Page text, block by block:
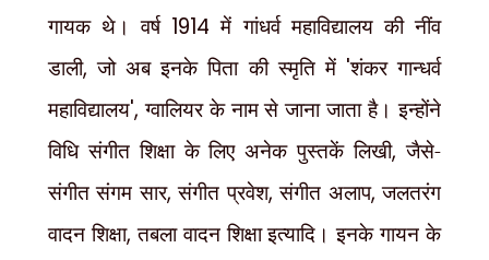
गायक थे। वर्ष 1914 में गांधर्व महाविद्यालय की नींव
डाली,जो अब इनके पिता की स्मृति में 'शंकर गान्धर्व
महाविद्यालय',ग्वालियर के नाम से जाना जाता है। इन्होंने
विधि संगीत शिक्षा के लिए अनेक पुस्तकें लिखी,जैसे-
संगीत संगम सार,संगीत प्रवेश,संगीत अलाप,जलतरंग
वादन शिक्षा,तबला वादन शिक्षा इत्यादि। इनके गायन के